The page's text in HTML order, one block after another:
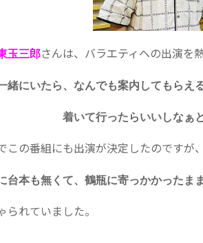
玉三郎さんは、バラエティへの出演を
緒にいたら、なんでも案内してもらえ
行ったらいいしなぁと思
この番組にも出演が決定したのですが
台本も無くて、鶴瓶に寄っかかったま
られていました。